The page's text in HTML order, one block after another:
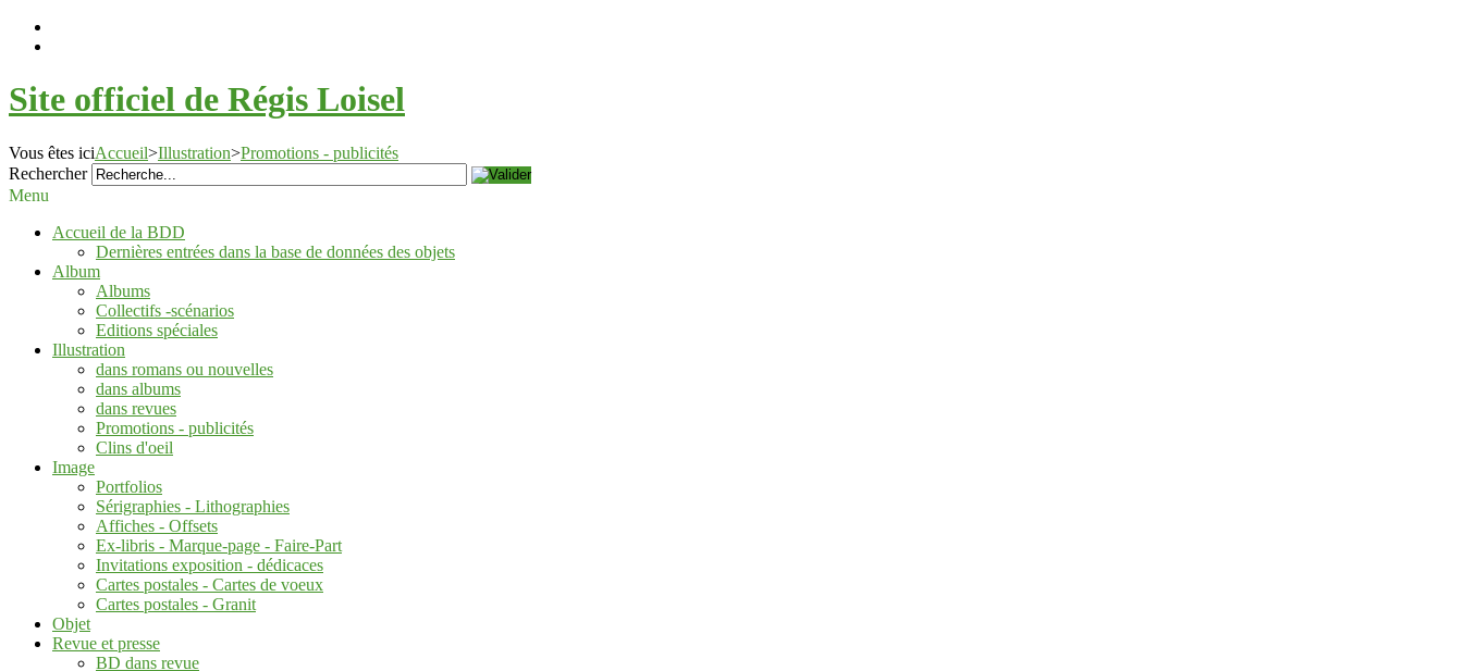
Site officiel de Régis Loisel
Vous êtes iciAccueil>Illustration>Promotions - publicités
Rechercher
Menu
Accueil de la BDD
Dernières entrées dans la base de données des objets
Album
Albums
Collectifs -scénarios
Editions spéciales
Illustration
dans romans ou nouvelles
dans albums
dans revues
Promotions - publicités
Clins d'oeil
Image
Portfolios
Sérigraphies - Lithographies
Affiches - Offsets
Ex-libris - Marque-page - Faire-Part
Invitations exposition - dédicaces
Cartes postales - Cartes de voeux
Cartes postales - Granit
Objet
Revue et presse
BD dans revue